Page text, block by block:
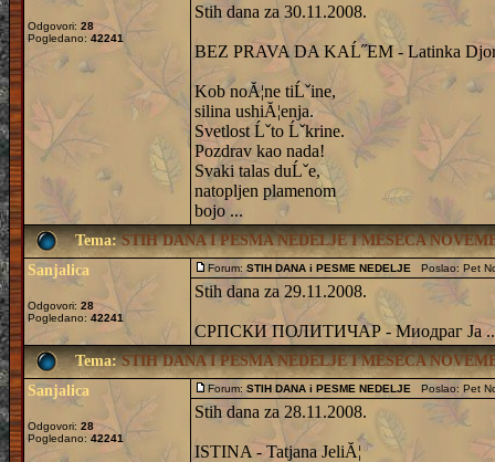
Odgovori: 28
Pogledano: 42241
Stih dana za 30.11.2008.
BEZ PRAVA DA KAĹ˝EM - Latinka
Kob noĂ¦ne tiĹˇine,
silina ushiĂ¦enja.
Svetlost Ĺˇto Ĺˇkrine.
Pozdrav kao nada!
Svaki talas duĹˇe,
natopljen plamenom
bojo ...
Tema:STIH DANA I PESMA NEDELJE I MESECA
Sanjalica
Odgovori: 28
Pogledano: 42241
Forum: STIH DANA i PESME NEDELJE Poslao: Pet
Stih dana za 29.11.2008.
СРПСКИ ПОЛИТИЧАР - Миодраг Ја
Tema:STIH DANA I PESMA NEDELJE I MESECA
Sanjalica
Odgovori: 28
Pogledano: 42241
Forum: STIH DANA i PESME NEDELJE Poslao: Pet
Stih dana za 28.11.2008.
ISTINA - Tatjana JeliĂ¦